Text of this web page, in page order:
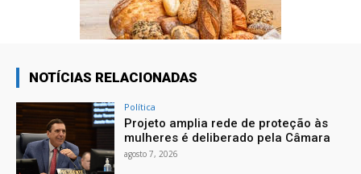
NOTÍCIAS RELACIONADAS
Política
Projeto amplia rede de proteção às
mulheres é deliberado pela Câmara
agosto 7, 2026